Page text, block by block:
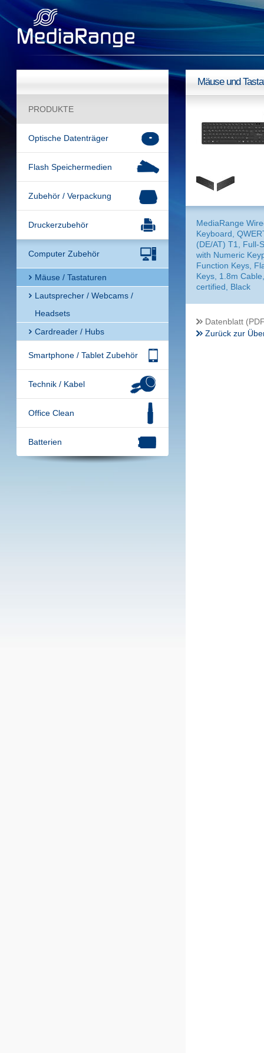
PRODUKTE
Optische Datenträger
Flash Speichermedien
Zubehör / Verpackung
Druckerzubehör
Computer Zubehör
Mäuse / Tastaturen
Lautsprecher / Webcams /
Headsets
Cardreader / Hubs
Smartphone / Tablet Zubehör
Technik / Kabel
Office Clean
Batterien
Mäuse und
MediaRange
Keyboard,
(DE/AT) T1, Full-
with Numeric
Function Keys,
Keys, 1.8m
certified, Black
Datenblatt
Zurück zur